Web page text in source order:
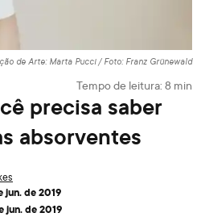
de Arte: Marta Pucci / Foto: Franz Grünewald
Tempo de leitura: 8 min
precisa saber
absorventes
jun. de 2019
jun. de 2019